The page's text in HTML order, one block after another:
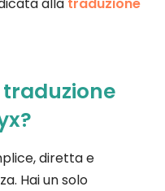
diretta e
Hai un solo